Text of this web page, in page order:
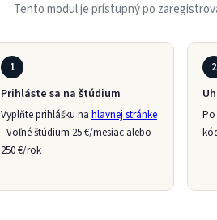
Tento modul je prístupný po
1
Prihláste sa na štúdium
Vyplňte prihlášku na hlavnej stránke
- Voľné štúdium 25 €/mesiac alebo
250 €/rok
2